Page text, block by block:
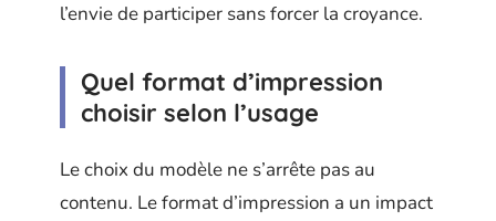
l’envie de participer sans forcer la croyance.
Quel format d’impression
choisir selon l’usage
Le choix du modèle ne s’arrête pas au
contenu. Le format d’impression a un impact